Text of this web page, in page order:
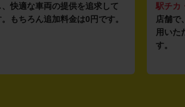
快適な車両の提供を追求して
もちろん追加料金は0円です。
駅チカ
店舗で
用いた
す。